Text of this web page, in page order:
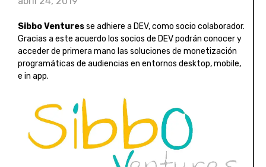
Sibbo Venturesse adhiere a DEV, como socio colaborador.
Gracias a este acuerdo los socios de DEV podrán conocer y
acceder de primera mano las soluciones de monetización
programáticas de audiencias en entornos desktop, mobile,
e in app.